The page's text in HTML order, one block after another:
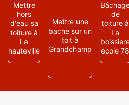
Mettre
hors
d'eau sa
toiture à
La
hauteville
Mettre une
bache sur un
toit à
Grandchamp
de
toiture à
La
ecole 78